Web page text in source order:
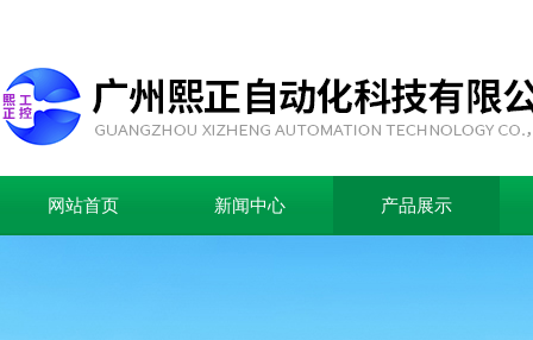
网站首页 新闻中心 产品展示